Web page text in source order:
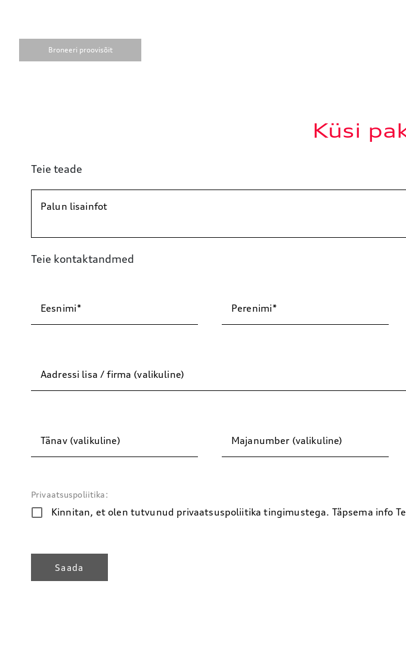
Broneeri proovisõit
Küsi
Teie teade
Palun lisainfot
Teie kontaktandmed
Eesnimi Perenimi
Aadressi lisa / firma (valikuline)
Tänav (valikuline) Majanumber (valikuline)
Privaatsuspoliitika:
Kinnitan, et olen tutvunud privaatsuspoliitika tingimustega. Täpsema info
Saada